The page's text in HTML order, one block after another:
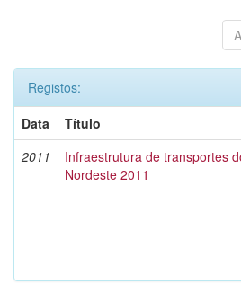
Registos:
Data
Título
2011
Infraestrutura de transportes
Nordeste 2011